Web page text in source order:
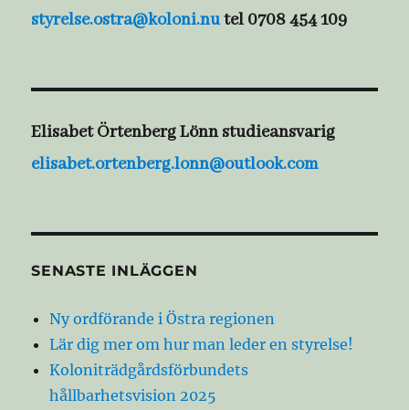
styrelse.ostra@koloni.nutel 0708 454 109
Elisabet Örtenberg Lönn studieansvarig
elisabet.ortenberg.lonn@outlook.com
SENASTE INLÄGGEN
Ny ordförande i Östra regionen
Lär dig mer om hur man leder en styrelse!
Koloniträdgårdsförbundets
hållbarhetsvision 2025